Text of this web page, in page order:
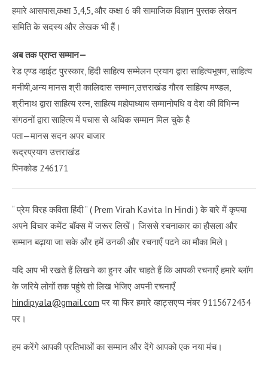
हमारे आसपास,कक्षा 3,4,5, और कक्षा 6 की सामाजिक विज्ञान पुस्तक लेखन
समिति के सदस्य और लेखक भी हैं।
अब तक प्राप्त सम्मान—
रेड एण्ड व्हाईट पुरस्कार, हिंदी साहित्य सम्मेलन प्रयाग द्वारा साहित्यभूषण, साहित्य
मनीषी,अन्य मानस श्री कालिदास सम्मान,उत्तराखंड गौरव साहित्य मण्डल,
श्रीनाथ द्वारा साहित्य रत्न, साहित्य महोपाध्याय सम्मानोपधि व देश की विभिन्न
संगठनों द्वारा साहित्य में पचास से अधिक सम्मान मिल चुके है
पता—मानस सदन अपर बाजार
रूद्रप्रयाग उत्तराखंड
पिनकोड 246171
“ प्रेम विरह कविता हिंदी ” ( Prem Virah Kavita In Hindi ) के बारे में कृपया
अपने विचार कमेंट बॉक्स में जरूर लिखें। जिससे रचनाकार का हौसला और
सम्मान बढ़ाया जा सके और हमें उनकी और रचनाएँ पढने का मौका मिले।
यदि आप भी रखते हैं लिखने का हुनर और चाहते हैं कि आपकी रचनाएँ हमारे ब्लॉग
के जरिये लोगों तक पहुंचे तो लिख भेजिए अपनी रचनाएँ
hindipyala@gmail.com पर या फिर हमारे व्हाट्सएप्प नंबर 9115672434
पर।
हम करेंगे आपकी प्रतिभाओं का सम्मान और देंगे आपको एक नया मंच।